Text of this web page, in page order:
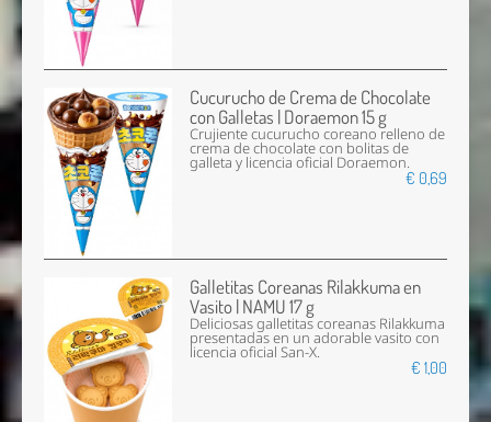
Cucurucho de Crema de Chocolate
con Galletas | Doraemon 15 g
Crujiente cucurucho coreano relleno de
crema de chocolate con bolitas de
galleta y licencia oficial Doraemon.
€ 0,69
Galletitas Coreanas Rilakkuma en
Vasito | NAMU 17 g
Deliciosas galletitas coreanas Rilakkuma
presentadas en un adorable vasito con
licencia oficial San-X.
€ 1,00